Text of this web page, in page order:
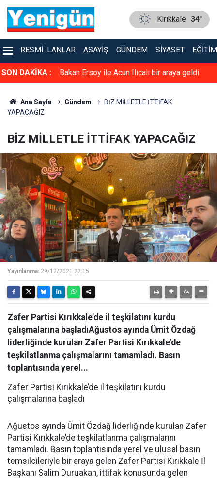
Kırıkkale 34°
RESMI İLANLAR ASAYIŞ GÜNDEM SIYASET EĞITIM
SON DAKİKA :
destek Bakan Ersoy ile Acun Ilıcalı bir araya geldi
Ana Sayfa Gündem
BİZ MİLLETLE İTTİFAK
YAPACAĞIZ
BİZ MİLLETLE İTTİFAK YAPACAĞIZ
Yayınlanma: 29/12/2021 22:15
Zafer Partisi Kırıkkale’de il teşkilatını kurdu
çalışmalarına başladıAğustos ayında Ümit Özdağ
liderliğinde kurulan Zafer Partisi Kırıkkale’de
teşkilatlanma çalışmalarını tamamladı. Basın
toplantısında yerel...
Zafer Partisi Kırıkkale’de il teşkilatını kurdu
çalışmalarına başladı
Ağustos ayında Ümit Özdağ liderliğinde kurulan Zafer
Partisi Kırıkkale’de teşkilatlanma çalışmalarını
tamamladı. Basın toplantısında yerel ve ulusal basın
temsilcileriyle bir araya gelen Zafer Partisi Kırıkkale İl
Başkanı Salim Duruakan, ittifak konusunda gelen